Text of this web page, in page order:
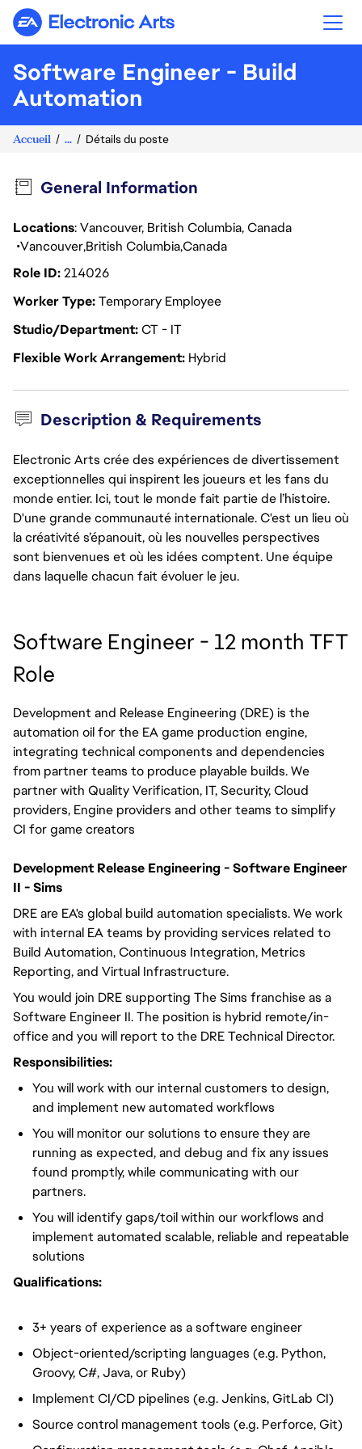
Electronic Arts
Software Engineer - Build
Automation
Accueil ... Détails du poste
General Information
Locations: Vancouver, British Columbia, Canada
VancouverBritish ColumbiaCanada
Role ID214026
Worker TypeTemporary Employee
Studio/DepartmentCT - IT
Flexible Work Arrangement Hybrid
Description & Requirements
Electronic Arts crée des expériences de divertissement
exceptionnelles qui inspirent les joueurs et les fans du
monde entier. Ici, tout le monde fait partie de l’histoire.
D'une grande communauté internationale. C'est un lieu où
la créativité s’épanouit, où les nouvelles perspectives
sont bienvenues et où les idées comptent. Une équipe
dans laquelle chacun fait évoluer le jeu.
Software Engineer - 12 month TFT
Role
Development and Release Engineering (DRE) is the
automation oil for the EA game production engine,
integrating technical components and dependencies
from partner teams to produce playable builds. We
partner with Quality Verification, IT, Security, Cloud
providers, Engine providers and other teams to simplify
CI for game creators
Development Release Engineering - Software Engineer
II - Sims
DRE are EA's global build automation specialists. We work
with internal EA teams by providing services related to
Build Automation, Continuous Integration, Metrics
Reporting, and Virtual Infrastructure.
You would join DRE supporting The Sims franchise as a
Software Engineer II. The position is hybrid remote/in-
office and you will report to the DRE Technical Director.
Responsibilities:
You willwork with our internal customers to design,
and implement new automated workflows
You will monitor our solutions to ensure they are
running as expected, and debug and fix any issues
found promptly, while communicating with our
partners.
You willidentify gaps/toil within our workflows and
implement automated scalable, reliable and repeatable
solutions
Qualifications:
3+ years of experienceas a software engineer
Object-oriented/scripting languages (e.g. Python,
Groovy, C#, Java, or Ruby)
Implement CI/CD pipelines (e.g. Jenkins, GitLab CI)
Source control management tools (e.g. Perforce, Git)